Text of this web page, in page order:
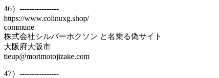
46）----------------
https://www.colinuxg.shop/
commune
株式会社シルバーホクソン と名乗る偽サイト
大阪府大阪市
tieup@morimotojizake.com
47）----------------